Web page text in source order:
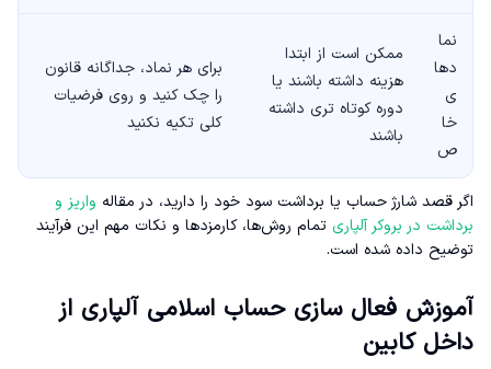
نما
دها
ی
خا
ص
ممکن است از ابتدا
هزینه داشته باشند یا
دوره کوتاه تری داشته
باشند
برای هر نماد، جداگانه قانون
را چک کنید و روی فرضیات
کلی تکیه نکنید
اگر قصد شارژ حساب یا برداشت سود خود را دارید، در مقاله واریز و
برداشت در بروکر آلپاری تمام روش‌ها، کارمزدها و نکات مهم این فرآیند
توضیح داده شده است.
آموزش فعال سازی حساب اسلامی آلپاری از
داخل کابین